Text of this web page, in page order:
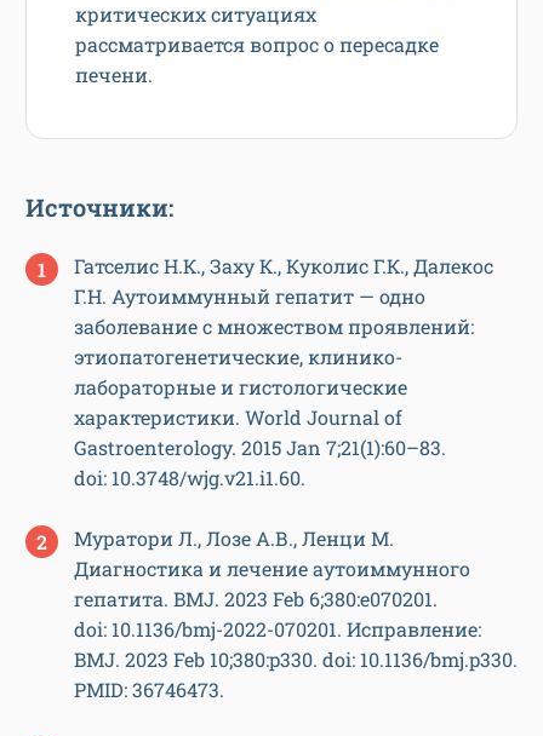
критических ситуациях
рассматривается вопрос о пересадке
печени.
Источники:
Гатселис Н.К., Заху К., Куколис Г.К., Далекос
Г.Н. Аутоиммунный гепатит — одно
заболевание с множеством проявлений:
этиопатогенетические, клинико-
лабораторные и гистологические
характеристики. World Journal of
Gastroenterology. 2015 Jan 7;21(1):60–83.
doi: 10.3748/wjg.v21.i1.60.
Муратори Л., Лозе А.В., Ленци М.
Диагностика и лечение аутоиммунного
гепатита. BMJ. 2023 Feb 6;380:e070201.
doi: 10.1136/bmj-2022-070201. Исправление:
BMJ. 2023 Feb 10;380:p330. doi: 10.1136/bmj.p330.
PMID: 36746473.